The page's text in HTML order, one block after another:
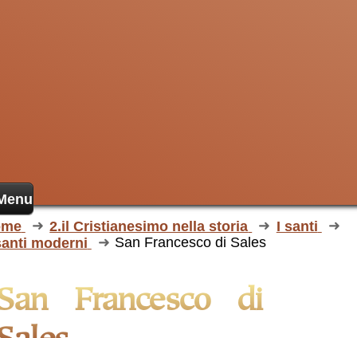
2.il Cristianesimo nella storia
I santi
moderni
San Francesco di Sales
di